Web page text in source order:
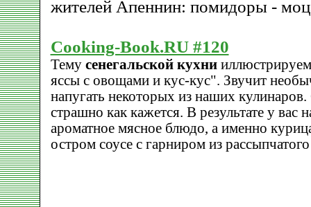
жителей Апеннин: помидоры -
Cooking-Book.RU #120
Тему сенегальской кухни
яссы с овощами и кус-кус". Звучит
напугать некоторых из наших кулинаров.
страшно как кажется. В результате у вас
ароматное мясное блюдо, а именно
остром соусе с гарниром из